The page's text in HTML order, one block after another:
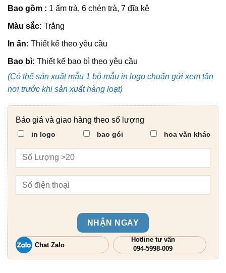
Bao gồm : 1 ấm trà, 6 chén trà, 7 đĩa kê
Màu sắc: Trắng
In ấn: Thiết kế theo yêu cầu
Bao bì: Thiết kế bao bì theo yêu cầu
(Có thể sản xuất mẫu 1 bộ mẫu in logo chuẩn gửi xem tận
nơi trước khi sản xuất hàng loạt)
Báo giá và giao hàng theo số lượng
in logo bao gói hoa văn khác
NHẬN NGAY
Chat Zalo
Hotline tư vấn
094-5998-009